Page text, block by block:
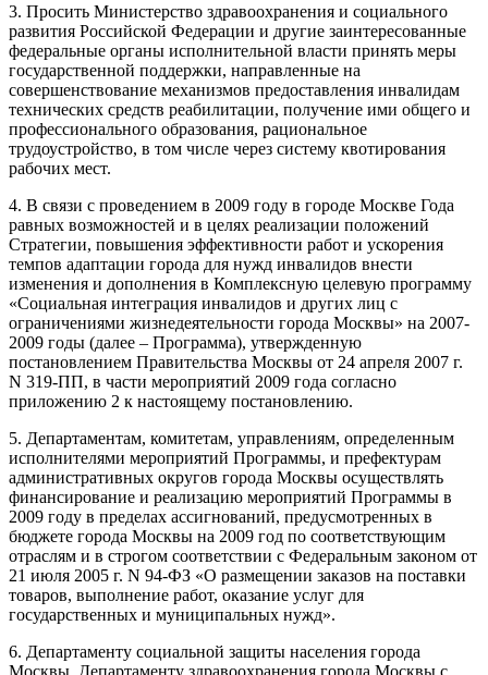
3. Просить Министерство здравоохранения и социального
развития Российской Федерации и другие заинтересованные
федеральные органы исполнительной власти принять меры
государственной поддержки, направленные на
совершенствование механизмов предоставления инвалидам
технических средств реабилитации, получение ими общего и
профессионального образования, рациональное
трудоустройство, в том числе через систему квотирования
рабочих мест.
4. В связи с проведением в 2009 году в городе Москве Года
равных возможностей и в целях реализации положений
Стратегии, повышения эффективности работ и ускорения
темпов адаптации города для нужд инвалидов внести
изменения и дополнения в Комплексную целевую программу
«Социальная интеграция инвалидов и других лиц с
ограничениями жизнедеятельности города Москвы» на 2007-
2009 годы (далее – Программа), утвержденную
постановлением Правительства Москвы от 24 апреля 2007 г.
N 319-ПП, в части мероприятий 2009 года согласно
приложению 2 к настоящему постановлению.
5. Департаментам, комитетам, управлениям, определенным
исполнителями мероприятий Программы, и префектурам
административных округов города Москвы осуществлять
финансирование и реализацию мероприятий Программы в
2009 году в пределах ассигнований, предусмотренных в
бюджете города Москвы на 2009 год по соответствующим
отраслям и в строгом соответствии с Федеральным законом от
21 июля 2005 г. N 94-ФЗ «О размещении заказов на поставки
товаров, выполнение работ, оказание услуг для
государственных и муниципальных нужд».
6. Департаменту социальной защиты населения города
Москвы, Департаменту здравоохранения города Москвы с